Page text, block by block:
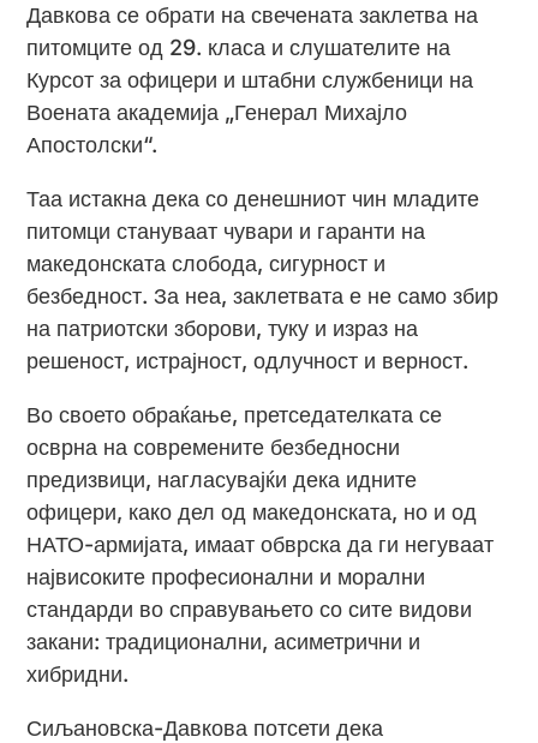
Давкова се обрати на свечената заклетва на
питомците од 29. класа и слушателите на
Курсот за офицери и штабни службеници на
Воената академија „Генерал Михајло
Апостолски“.
Таа истакна дека со денешниот чин младите
питомци стануваат чувари и гаранти на
македонската слобода, сигурност и
безбедност. За неа, заклетвата е не само збир
на патриотски зборови, туку и израз на
решеност, истрајност, одлучност и верност.
Во своето обраќање, претседателката се
осврна на современите безбедносни
предизвици, нагласувајќи дека идните
офицери, како дел од македонската, но и од
НАТО-армијата, имаат обврска да ги негуваат
највисоките професионални и морални
стандарди во справувањето со сите видови
закани: традиционални, асиметрични и
хибридни.
Сиљановска-Давкова потсети дека